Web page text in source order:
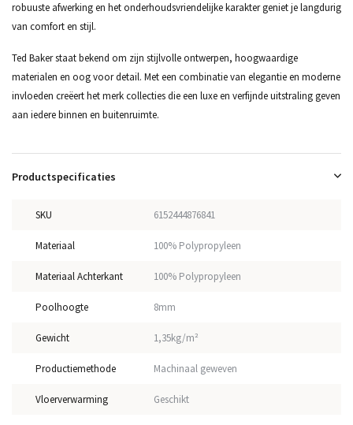
robuuste afwerking en het onderhoudsvriendelijke karakter geniet je langdurig
van comfort en stijl.
Ted Baker staat bekend om zijn stijlvolle ontwerpen, hoogwaardige
materialen en oog voor detail. Met een combinatie van elegantie en moderne
invloeden creëert het merk collecties die een luxe en verfijnde uitstraling geven
aan iedere binnen en buitenruimte.
Productspecificaties
SKU 6152444876841
Materiaal 100% Polypropyleen
Materiaal Achterkant 100% Polypropyleen
Poolhoogte 8mm
Gewicht 1,35kg/m²
Productiemethode Machinaal geweven
Vloerverwarming Geschikt